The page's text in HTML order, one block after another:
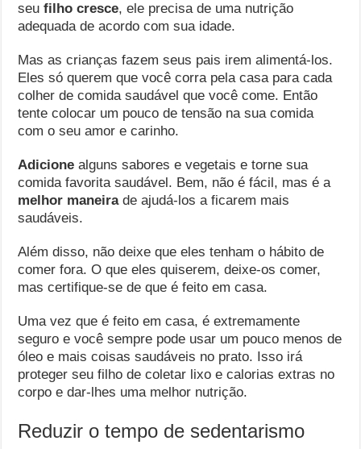
seu filho cresce, ele precisa de uma nutrição
adequada de acordo com sua idade.
Mas as crianças fazem seus pais irem alimentá-los.
Eles só querem que você corra pela casa para cada
colher de comida saudável que você come. Então
tente colocar um pouco de tensão na sua comida
com o seu amor e carinho.
Adicione alguns sabores e vegetais e torne sua
comida favorita saudável. Bem, não é fácil, mas é a
melhor maneirade ajudá-los a ficarem mais
saudáveis.
Além disso, não deixe que eles tenham o hábito de
comer fora. O que eles quiserem, deixe-os comer,
mas certifique-se de que é feito em casa.
Uma vez que é feito em casa, é extremamente
seguro e você sempre pode usar um pouco menos de
óleo e mais coisas saudáveis ​​no prato. Isso irá
proteger seu filho de coletar lixo e calorias extras no
corpo e dar-lhes uma melhor nutrição.
Reduzir o tempo de sedentarismo